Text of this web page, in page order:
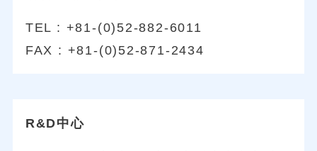
TEL : +81-(0)52-882-6011
FAX : +81-(0)52-871-2434
R&D中心